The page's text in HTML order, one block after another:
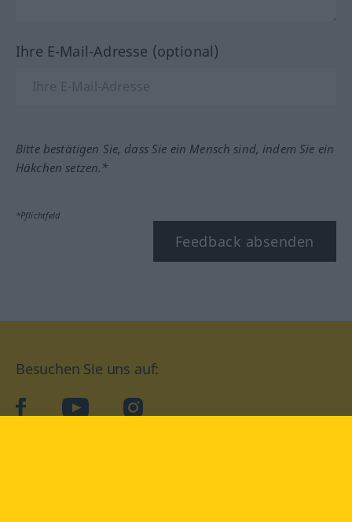
Ihre E-Mail-Adresse (optional)
Bitte bestätigen Sie, dass Sie ein Mensch sind, indem Sie ein
Häkchen setzen.*
*Pflichtfeld
Feedback absenden
Besuchen Sie uns auf:
facebookYouTube Instagram